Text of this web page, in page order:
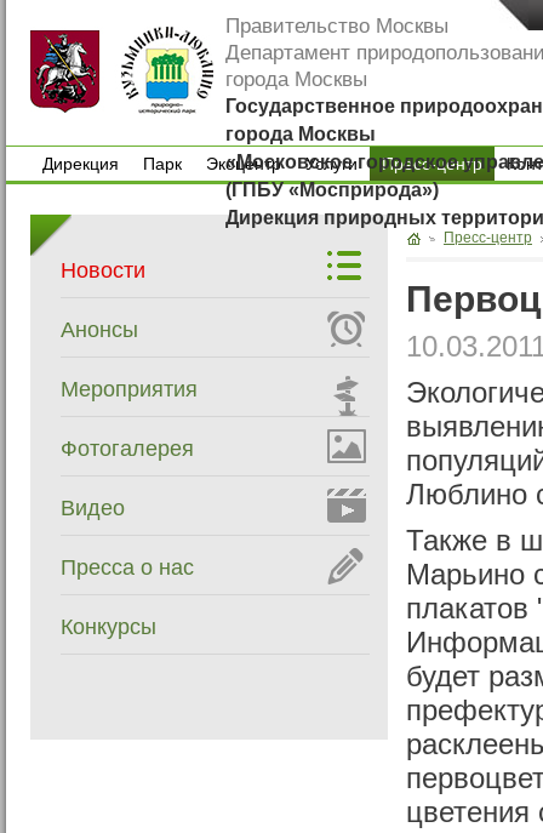
Правительство Москвы
Департамент
города Москвы
Государственное
города Москвы
«Московское городское
(ГПБУ «Мосприрода»)
Дирекция природных
Дирекция
Парк
Экоцентр
Экоцентр
Услуги
Услуги
Пресс-центр
Новости
Анонсы
Мероприятия
Фотогалерея
Видео
Пресса о нас
Конкурсы
Пресс-центр
Люблино
Также в
Марьино
будет
цветения